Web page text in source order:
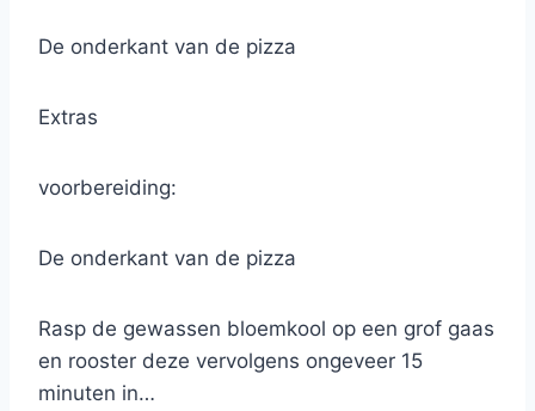
De onderkant van de pizza
Extras
voorbereiding:
De onderkant van de pizza
Rasp de gewassen bloemkool op een grof gaas
en rooster deze vervolgens ongeveer 15
minuten in…